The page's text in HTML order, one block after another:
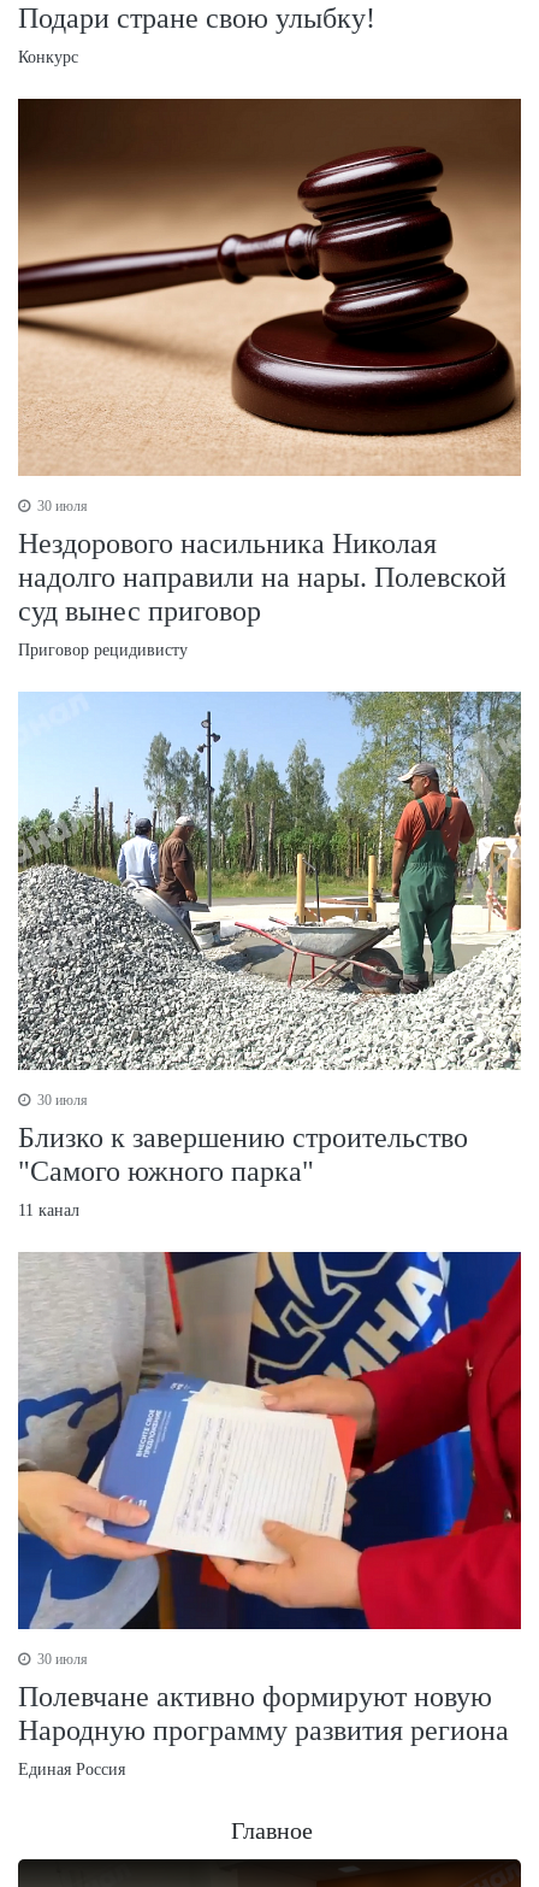
Подари стране свою улыбку!
Конкурс
30 июля
Нездорового насильника Николая
надолго направили на нары. Полевской
суд вынес приговор
Приговор рецидивисту
30 июля
Близко к завершению строительство
"Самого южного парка"
11 канал
30 июля
Полевчане активно формируют новую
Народную программу развития региона
Единая Россия
Главное